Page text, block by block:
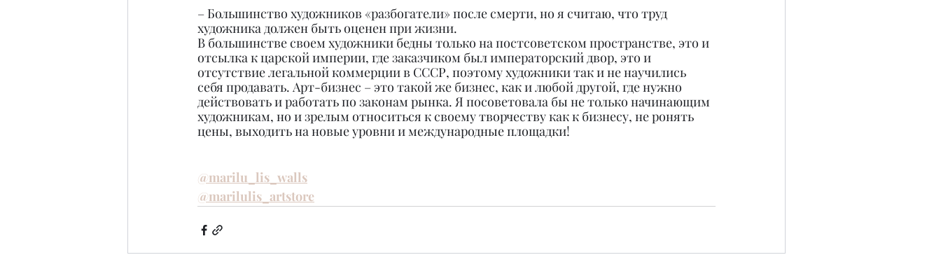
– Большинство художников «разбогатели» после смерти, но я считаю, что труд
художника должен быть оценен при жизни.
В большинстве своем художники бедны только на постсоветском пространстве, это и
отсылка к царской империи, где заказчиком был императорский двор, это и
отсутствие легальной коммерции в СССР, поэтому художники так и не научились
себя продавать. Арт-бизнес – это такой же бизнес, как и любой другой, где нужно
действовать и работать по законам рынка. Я посоветовала бы не только начинающим
художникам, но и зрелым относиться к своему творчеству как к бизнесу, не ронять
цены, выходить на новые уровни и международные площадки!
@marilu_lis_walls
@marilulis_artstore